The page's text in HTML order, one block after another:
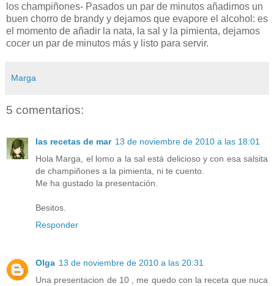
los champiñones- Pasados un par de minutos añadimos un
buen chorro de brandy y dejamos que evapore el alcohol: es
el momento de añadir la nata, la sal y la pimienta, dejamos
cocer un par de minutos más y listo para servir.
Marga
5 comentarios:
las recetas de mar 13 de noviembre de 2010 a las 18:01
Hola Marga, el lomo a la sal está delicioso y con esa salsita
de champiñones a la pimienta, ni te cuento.
Me ha gustado la presentación.
Besitos.
Responder
Olga 13 de noviembre de 2010 a las 20:31
Una presentacion de 10 , me quedo con la receta que nuca